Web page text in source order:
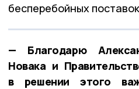
бесперебойных
— Благодарю
Новака и
в решении этого